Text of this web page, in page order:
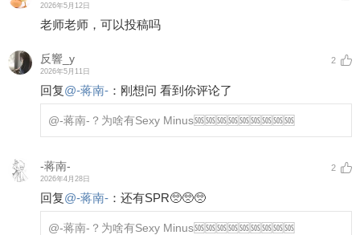
2026年5月12日
老师老师，可以投稿吗
反響_y
2026年5月11日
2
回复@-蒋南- ： 刚想问 看到你评论了
@-蒋南- ？为啥有Sexy Minus🆘🆘🆘🆘🆘🆘🆘🆘🆘
-蒋南-
2026年4月28日
2
回复@-蒋南- ： 还有SPR🥺🥺🥺
@-蒋南- ？为啥有Sexy Minus🆘🆘🆘🆘🆘🆘🆘🆘🆘